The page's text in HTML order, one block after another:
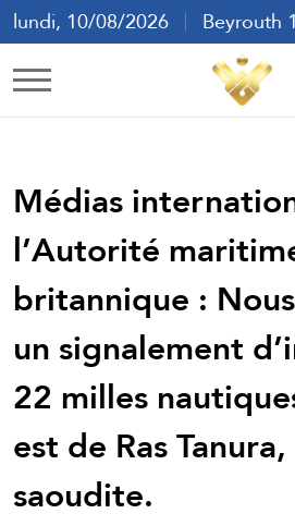
lundi, 10/08/2026
Beyrouth
ع
Médias
l’Autorité
britannique :
un signalement
22 milles
est de Ras
saoudite.